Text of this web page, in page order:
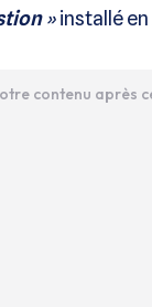
»installé
contenu après